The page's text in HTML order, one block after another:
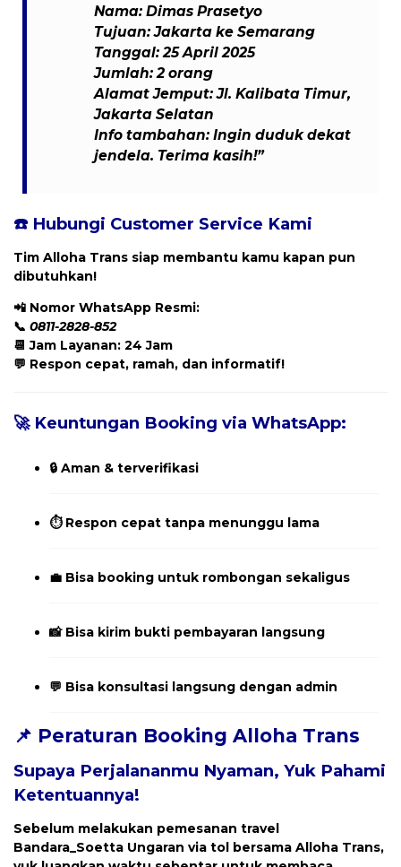
Nama: Dimas Prasetyo
Tujuan: Jakarta ke Semarang
Tanggal: 25 April 2025
Jumlah: 2 orang
Alamat Jemput: Jl. Kalibata Timur,
Jakarta Selatan
Info tambahan: Ingin duduk dekat
jendela. Terima kasih!”
☎️ Hubungi Customer Service Kami
Tim Alloha Trans siap membantu kamu kapan pun
dibutuhkan!
📲 Nomor WhatsApp Resmi:
📞 0811-2828-852
📆 Jam Layanan: 24 Jam
💬 Respon cepat, ramah, dan informatif!
🚀 Keuntungan Booking via WhatsApp:
🔒 Aman & terverifikasi
⏱️ Respon cepat tanpa menunggu lama
💼 Bisa booking untuk rombongan sekaligus
📸 Bisa kirim bukti pembayaran langsung
💬 Bisa konsultasi langsung dengan admin
📌 Peraturan Booking Alloha Trans
Supaya Perjalananmu Nyaman, Yuk Pahami
Ketentuannya!
Sebelum melakukan pemesanan travel
Bandara_Soetta Ungaran via tol bersama Alloha Trans,